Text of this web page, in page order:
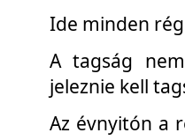
Ide minden
A tagság
jeleznie kell
Az évnyitón a